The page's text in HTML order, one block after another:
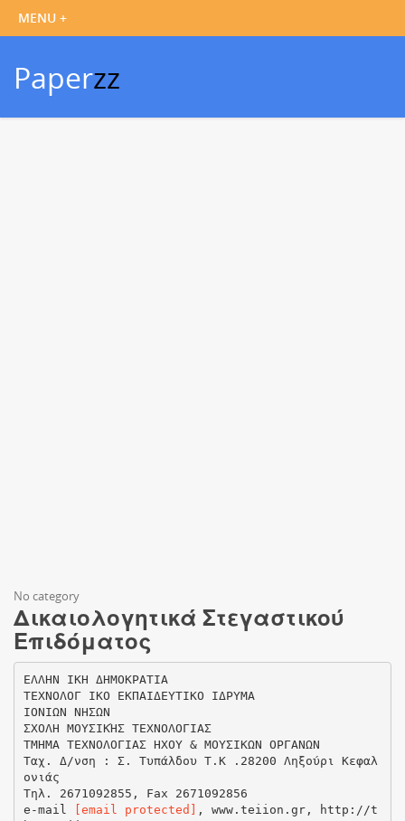
Paperzz
No category
Δικαιολογητικά Στεγαστικού
Επιδόματος
ΕΛΛΗΝ ΙΚΗ ΔΗΜΟΚΡΑΤΙΑ
ΤΕΧΝΟΛΟΓ ΙΚΟ ΕΚΠΑΙΔΕΥΤΙΚΟ ΙΔΡΥΜΑ
ΙΟΝΙΩΝ ΝΗΣΩΝ
ΣΧΟΛΗ ΜΟΥΣΙΚΉΣ ΤΕΧΝΟΛΟΓΙΑΣ
ΤΜΗΜΑ ΤΕΧΝΟΛΟΓΙΑΣ ΗΧΟΥ & ΜΟΥΣΙΚΩΝ ΟΡΓΑΝΩΝ
Ταχ. Δ/νση : Σ. Τυπάλδου Τ.Κ .28200 Ληξούρι Κεφαλ
ονιάς
Τηλ. 2671092855, Fax 2671092856
e-mail
[email protected] , www.teiion.gr, http://t